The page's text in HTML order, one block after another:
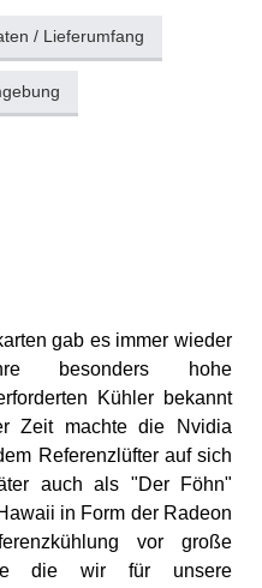
/ Lieferumfang
gab es immer wieder
besonders hohe
Kühler bekannt
Zeit machte die Nvidia
Referenzlüfter auf sich
auch als "Der Föhn"
in Form der Radeon
vor große
die wir für unsere